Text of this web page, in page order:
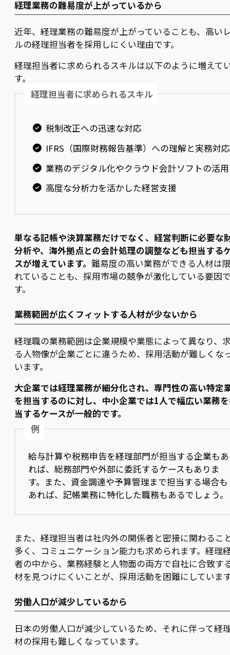
経理業務の難易度が上がっているから
近年、経理業務の難易度が上がっていることも、高い
ルの経理担当者を採用しにくい理由です。
経理担当者に求められるスキルは以下のように増えて
す。
経理担当者に求められるスキル
税制改正への迅速な対応
IFRS（国際財務報告基準）への理解と実務対応
業務のデジタル化やクラウド会計ソフトの活用
高度な分析力を活かした経営支援
単なる記帳や決算業務だけでなく、経営判断に必要な
分析や、海外拠点との会計処理の調整なども担当する
スが増えています。 難易度の高い業務ができる人材は
れていることも、採用市場の競争が激化している要因
す。
業務範囲が広くフィットする人材が少ないから
経理職の業務範囲は企業規模や業態によって異なり、
る人物像が企業ごとに違うため、採用活動が難しくな
います。
大企業では経理業務が細分化され、専門性の高い特定
を担当するのに対し、中小企業では1人で幅広い業務
当するケースが一般的です。
例
給与計算や税務申告を経理部門が担当する企業もあ
れば、総務部門や外部に委託するケースもありま
す。また、資金調達や予算管理まで担当する場合も
あれば、記帳業務に特化した職務もあるでしょう。
また、経理担当者は社内外の関係者と密接に関わるこ
多く、コミュニケーション能力も求められます。経理
者の中から、業務経験と人物面の両方で自社に合致す
材を見つけにくいことが、採用活動を困難にしていま
労働人口が減少しているから
日本の労働人口が減少しているため、それに伴って経
材の採用も難しくなっています。